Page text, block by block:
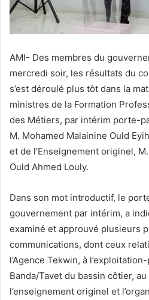
AMI- Des membres du
mercredi soir, les résultats du
s’est déroulé plus tôt dans la
ministres de la Formation
des Métiers, par intérim porte-
M. Mohamed Malainine Ould
et de l’Enseignement originel,
Ould Ahmed Louly.
Dans son mot introductif, le
gouvernement par intérim, a
examiné et approuvé plusieurs
communications, dont ceux
l’Agence Tekwin, à
Banda/Tavet du bassin côtier,
l’enseignement originel et